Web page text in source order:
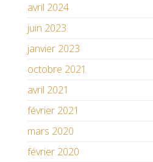
avril 2024
juin 2023
janvier 2023
octobre 2021
avril 2021
février 2021
mars 2020
février 2020